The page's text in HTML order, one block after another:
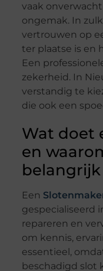
vaak
ongemak. In
vertrouwen op
ter plaatse is en
Een
zekerheid. In
verstandig te
die ook een
Wat doet
en
belangrijk
Een
gespecialiseerd
repareren en
om kennis,
essentieel,
beschadigd slot